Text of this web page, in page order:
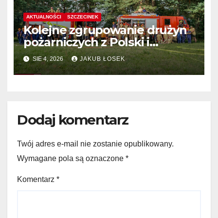
AKTUALNOŚCI SZCZECINEK
Kolejne zgrupowanie drużyn
pożarniczych z Polski i
Niemiec w regionie
SIE 4, 2026 JAKUB ŁOSEK
Dodaj komentarz
Twój adres e-mail nie zostanie opublikowany.
Wymagane pola są oznaczone *
Komentarz *